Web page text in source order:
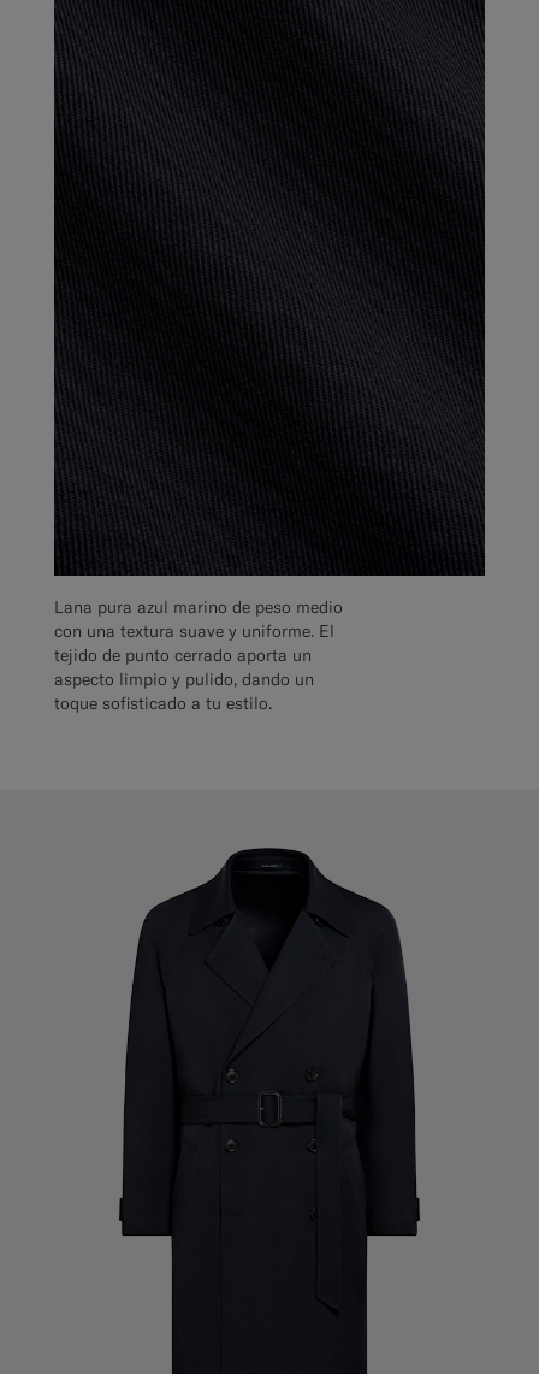
Lana pura azul marino de peso medio
con una textura suave y uniforme. El
tejido de punto cerrado aporta un
aspecto limpio y pulido, dando un
toque sofisticado a tu estilo.